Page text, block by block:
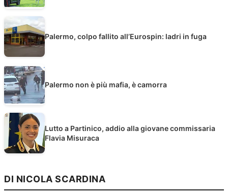
Palermo, colpo fallito all’Eurospin: ladri in fuga
Palermo non è più mafia, è camorra
Lutto a Partinico, addio alla giovane commissaria
Flavia Misuraca
DI NICOLA SCARDINA